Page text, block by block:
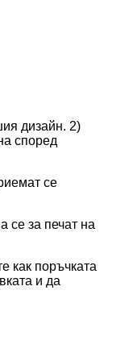
дизайн. 2)
според
се
се за печат на
как поръчката
и да